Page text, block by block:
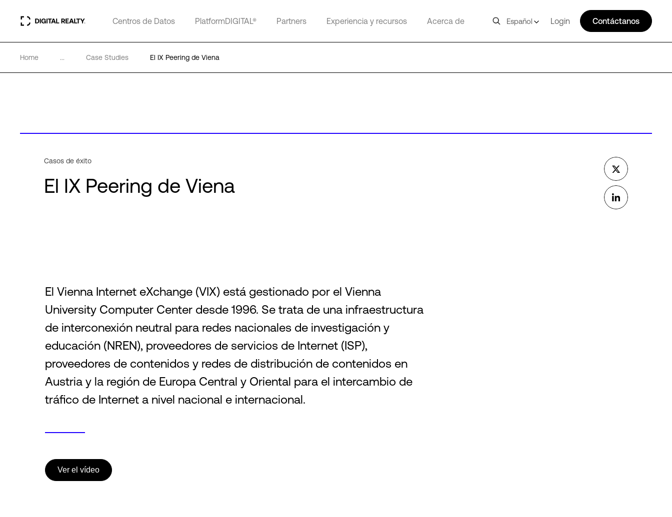
Centros de Datos PlatformDIGITAL® Partners Experiencia y recursos Acerca de Español Login Contáctanos
Home ... Case Studies El IX Peering de Viena
Casos de éxito
El IX Peering de Viena
El Vienna Internet eXchange (VIX) está gestionado por el Vienna
University Computer Center desde 1996. Se trata de una infraestructura
de interconexión neutral para redes nacionales de investigación y
educación (NREN), proveedores de servicios de Internet (ISP),
proveedores de contenidos y redes de distribución de contenidos en
Austria y la región de Europa Central y Oriental para el intercambio de
tráfico de Internet a nivel nacional e internacional.
Ver el vídeo